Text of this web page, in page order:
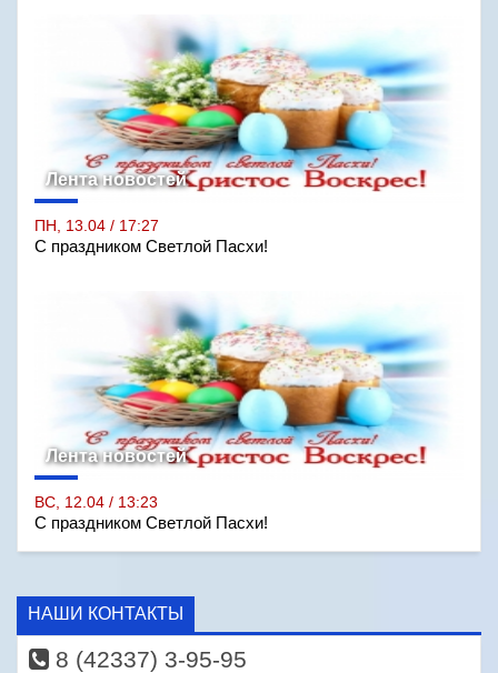
Лента новостей
ПН, 13.04 / 17:27
С праздником Светлой Пасхи!
Лента новостей
ВС, 12.04 / 13:23
С праздником Светлой Пасхи!
НАШИ КОНТАКТЫ
8 (42337) 3-95-95